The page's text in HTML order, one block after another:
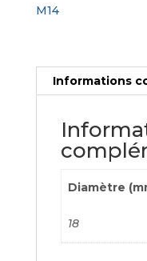
M14
Informations
Diamètre
18